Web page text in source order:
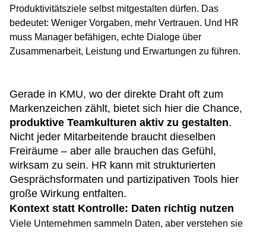
Produktivitätsziele selbst mitgestalten dürfen. Das
bedeutet: Weniger Vorgaben, mehr Vertrauen. Und HR
muss Manager befähigen, echte Dialoge über
Zusammenarbeit, Leistung und Erwartungen zu führen.
Gerade in KMU, wo der direkte Draht oft zum
Markenzeichen zählt, bietet sich hier die Chance,
produktive Teamkulturen aktiv zu gestalten.
Nicht jeder Mitarbeitende braucht dieselben
Freiräume – aber alle brauchen das Gefühl,
wirksam zu sein. HR kann mit strukturierten
Gesprächsformaten und partizipativen Tools hier
große Wirkung entfalten.
Kontext statt Kontrolle: Daten richtig nutzen
Viele Unternehmen sammeln Daten, aber verstehen sie